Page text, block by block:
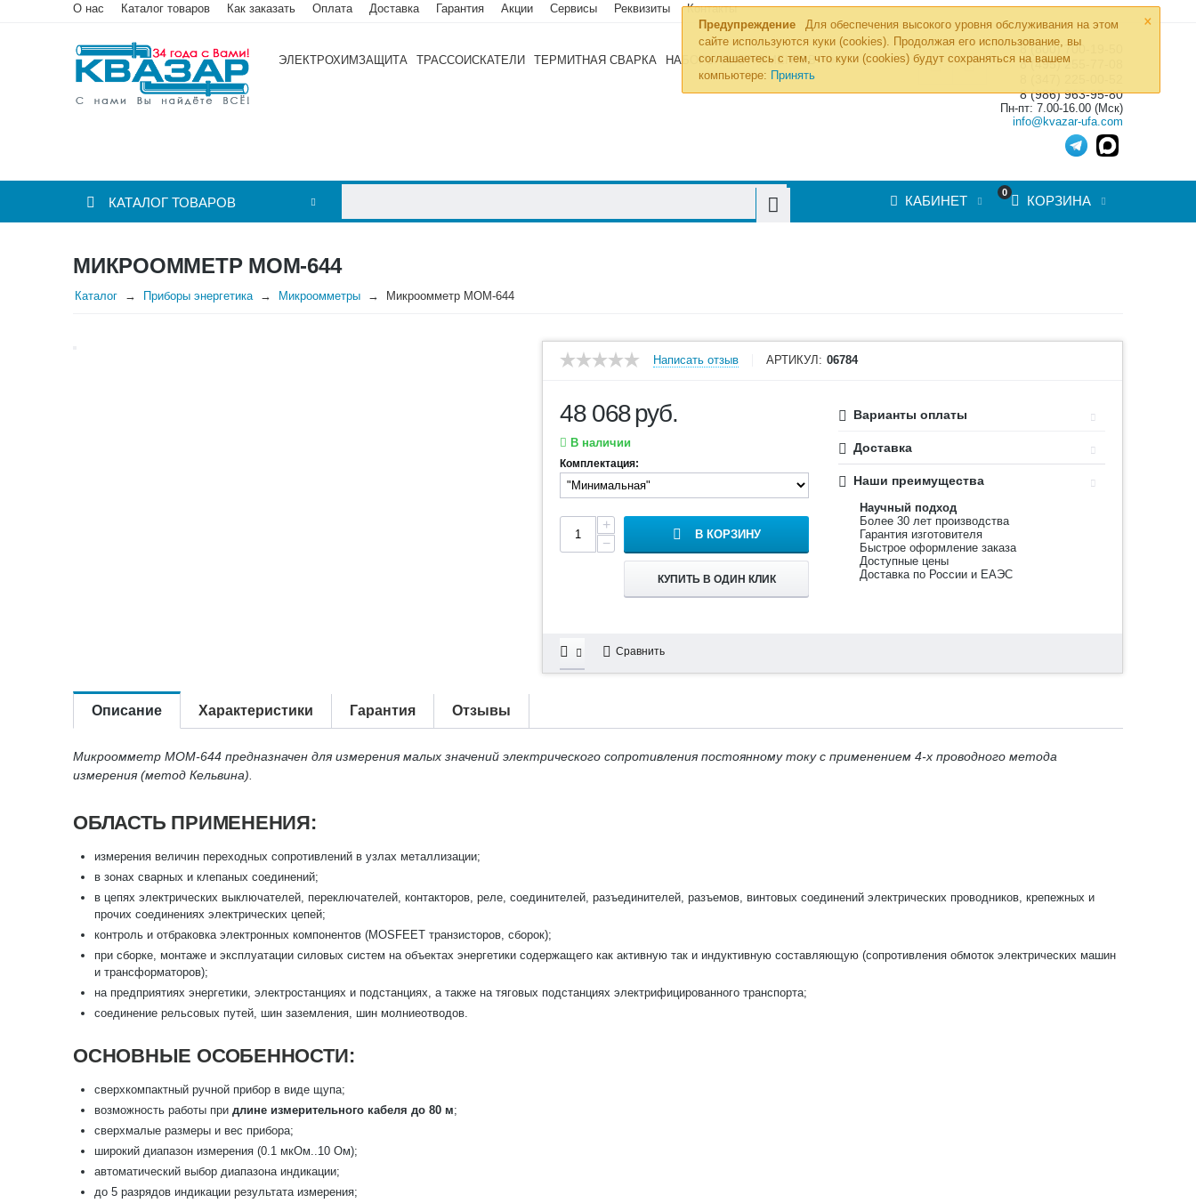
×
Предупреждение
Для обеспечения высокого уровня обслуживания на этом
сайте используются куки (cookies). Продолжая его использование, вы
соглашаетесь с тем, что куки (cookies) будут сохраняться на вашем
компьютере: Принять
О нас Каталог товаров Как заказать Оплата Доставка Гарантия Акции Сервисы Реквизиты Контакты
ЭЛЕКТРОХИМЗАЩИТА ТРАССОИСКАТЕЛИ ТЕРМИТНАЯ СВАРКА НАБОРЫ ИНСТРУМЕНТОВ »
8 (800) 700-19-50
8 (495) 255-77-08
8 (986) 963-95-80
Пн-пт: 7.00-16.00 (Мск)
info@kvazar-ufa.com
КАТАЛОГ ТОВАРОВ
0
КОРЗИНА
КАБИНЕТ
МИКРООММЕТР МОМ-644
Каталог Приборы энергетика Микроомметры Микроомметр МОМ-644
Написать отзыв АРТИКУЛ: 06784
48 068руб.
В наличии
Комплектация:
+
−
В КОРЗИНУ
КУПИТЬ В ОДИН КЛИК
Варианты оплаты
Доставка
Наши преимущества
Научный подход
Более 30 лет производства
Гарантия изготовителя
Быстрое оформление заказа
Доступные цены
Доставка по России и ЕАЭС
Сравнить
Описание Характеристики Гарантия Отзывы
Микроомметр МОМ-644 предназначен для измерения малых значений электрического сопротивления постоянному току с применением 4-х проводного метода
измерения (метод Кельвина).
ОБЛАСТЬ ПРИМЕНЕНИЯ:
измерения величин переходных сопротивлений в узлах металлизации;
в зонах сварных и клепаных соединений;
в цепях электрических выключателей, переключателей, контакторов, реле, соединителей, разъединителей, разъемов, винтовых соединений электрических проводников, крепежных и
прочих соединениях электрических цепей;
контроль и отбраковка электронных компонентов (MOSFEET транзисторов, сборок);
при сборке, монтаже и эксплуатации силовых систем на объектах энергетики содержащего как активную так и индуктивную составляющую (сопротивления обмоток электрических машин
и трансформаторов);
на предприятиях энергетики, электростанциях и подстанциях, а также на тяговых подстанциях электрифицированного транспорта;
соединение рельсовых путей, шин заземления, шин молниеотводов.
ОСНОВНЫЕ ОСОБЕННОСТИ:
сверхкомпактный ручной прибор в виде щупа;
возможность работы при длине измерительного кабеля до 80 м;
сверхмалые размеры и вес прибора;
широкий диапазон измерения (0.1 мкОм..10 Ом);
автоматический выбор диапазона индикации;
до 5 разрядов индикации результата измерения;